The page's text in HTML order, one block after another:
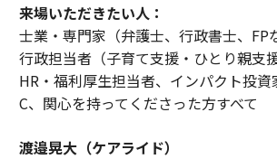
来場いただきたい人：
士業・専門家（弁護士、行政書士、FP
行政担当者（子育て支援・ひとり親支
HR・福利厚生担当者、インパクト投
C、関心を持ってくださった方すべて
渡邉晃大（ケアライド）